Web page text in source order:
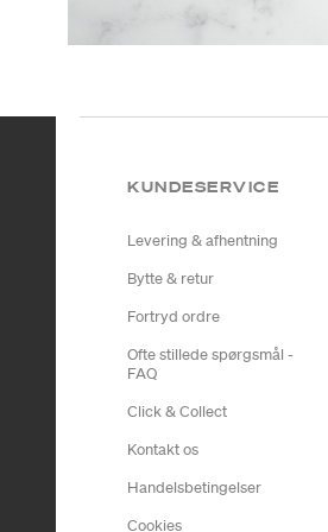
KUNDESERVICE
Levering & afhentning
Bytte & retur
Fortryd ordre
Ofte stillede spørgsmål -
FAQ
Click & Collect
Kontakt os
Handelsbetingelser
Cookies